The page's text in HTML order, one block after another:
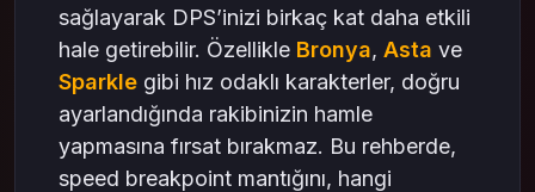
sağlayarak DPS’inizi birkaç kat daha etkili
hale getirebilir. Özellikle Bronya, Asta ve
Sparkle gibi hız odaklı karakterler, doğru
ayarlandığında rakibinizin hamle
yapmasına fırsat bırakmaz. Bu rehberde,
speed breakpoint mantığını, hangi